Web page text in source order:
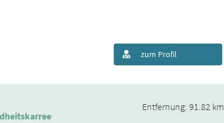
zum Profil
Entfernung: 91.82 km